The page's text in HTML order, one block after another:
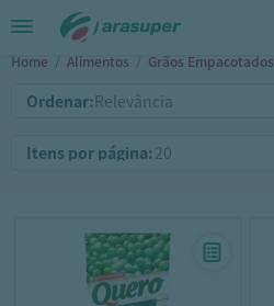
Home / Alimentos / Grãos Empacotados
Ordenar:
Itens por página: